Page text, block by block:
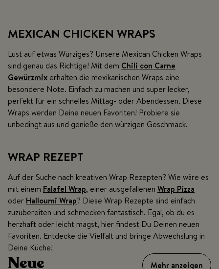
MEXICAN CHICKEN WRAPS
Lust auf etwas Würziges? Unsere Mexican Chicken Wraps
sind genau das Richtige! Mit dem Chili con Carne
Gewürzmix erhalten die mexikanischen Wraps eine
besondere Note. Einfach zu machen und super lecker,
perfekt für ein schnelles Mittag- oder Abendessen. Diese
Wraps werden Deine neuen Favoriten! Probiere sie
unbedingt aus und genieße den würzigen Geschmack.
WRAP REZEPT
Auf der Suche nach kreativen Wrap Rezepten? Wie wäre es
mit einem Falafel Wrap, einer ausgefallenen Wrap Pizza
oder Halloumi Wrap? Diese Wrap Rezepte sind einfach
zuzubereiten und schmecken fantastisch. Egal, ob du es
herzhaft oder leicht magst, hier findest Du Deinen neuen
Favoriten. Entdecke die Vielfalt und bringe Abwechslung in
Deine Küche!
Neue
Mehr anzeigen